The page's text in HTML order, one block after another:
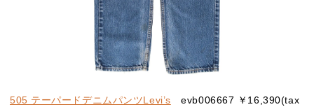
505 テーパードデニムパンツLevi’s evb006667 ￥16,390(tax